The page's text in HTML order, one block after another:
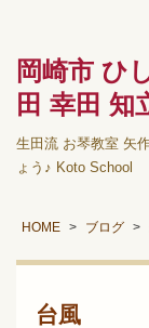
岡崎市 ひ
田 幸田 知
生田流 お琴教室 矢
ょう♪ Koto School
HOME ブログ
台風